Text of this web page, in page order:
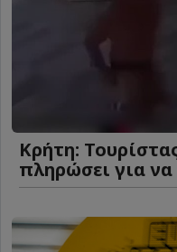
Κρήτη:
πληρώσει για να